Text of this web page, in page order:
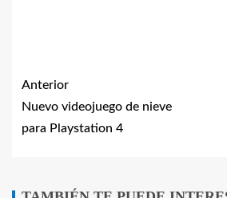
Anterior
Nuevo videojuego de nieve
para Playstation 4